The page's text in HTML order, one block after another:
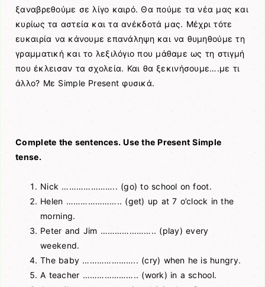
ξαναβρεθούμε σε λίγο καιρό. Θα πούμε τα νέα μας και
κυρίως τα αστεία και τα ανέκδοτά μας. Μέχρι τότε
ευκαιρία να κάνουμε επανάληψη και να θυμηθούμε τη
γραμματική και το λεξιλόγιο που μάθαμε ως τη στιγμή
που έκλεισαν τα σχολεία. Και θα ξεκινήσουμε….με τι
άλλο? Με Simple Present φυσικά.
Complete the sentences. Use the Present Simple
tense.
Nick ………………….. (go) to school on foot.
Helen ………………….. (get) up at 7 o’clock in the
morning.
Peter and Jim ………………….. (play) every
weekend.
The baby ………………….. (cry) when he is hungry.
A teacher ………………….. (work) in a school.